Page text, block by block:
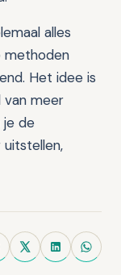
alles
methoden
Het idee is
van meer
je de